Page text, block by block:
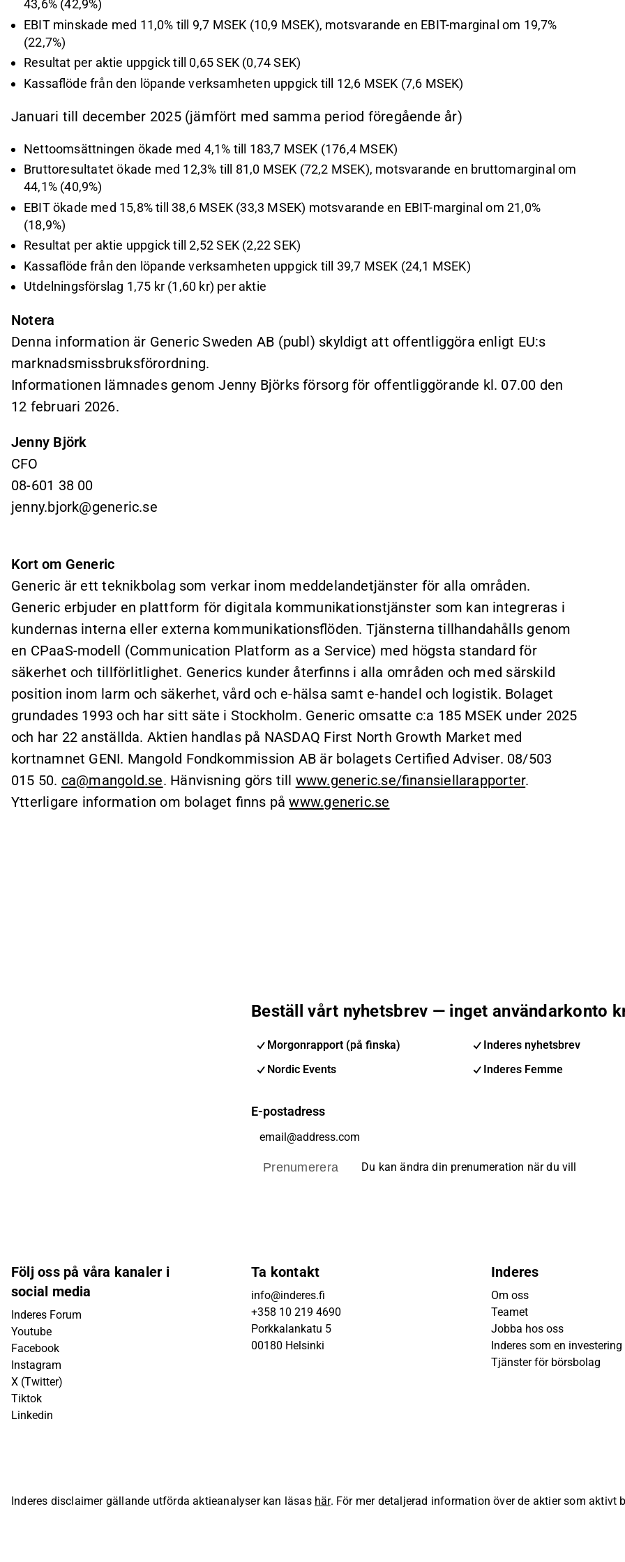
43,6% (42,9%)
EBIT minskade med 11,0% till 9,7 MSEK (10,9 MSEK), motsvarande en EBIT-marginal om 19,7%
(22,7%)
Resultat per aktie uppgick till 0,65 SEK (0,74 SEK)
Kassaflöde från den löpande verksamheten uppgick till 12,6 MSEK (7,6 MSEK)
Januari till december 2025 (jämfört med samma period föregående år)
Nettoomsättningen ökade med 4,1% till 183,7 MSEK (176,4 MSEK)
Bruttoresultatet ökade med 12,3% till 81,0 MSEK (72,2 MSEK), motsvarande en bruttomarginal om
44,1% (40,9%)
EBIT ökade med 15,8% till 38,6 MSEK (33,3 MSEK) motsvarande en EBIT-marginal om 21,0%
(18,9%)
Resultat per aktie uppgick till 2,52 SEK (2,22 SEK)
Kassaflöde från den löpande verksamheten uppgick till 39,7 MSEK (24,1 MSEK)
Utdelningsförslag 1,75 kr (1,60 kr) per aktie
Notera
Denna information är Generic Sweden AB (publ) skyldigt att offentliggöra enligt EU:s
marknadsmissbruksförordning.
Informationen lämnades genom Jenny Björks försorg för offentliggörande kl. 07.00 den
12 februari 2026.
Jenny Björk
CFO
08-601 38 00
jenny.bjork@generic.se
Kort om Generic
Generic är ett teknikbolag som verkar inom meddelandetjänster för alla områden.
Generic erbjuder en plattform för digitala kommunikationstjänster som kan integreras i
kundernas interna eller externa kommunikationsflöden. Tjänsterna tillhandahålls genom
en CPaaS-modell (Communication Platform as a Service) med högsta standard för
säkerhet och tillförlitlighet. Generics kunder återfinns i alla områden och med särskild
position inom larm och säkerhet, vård och e-hälsa samt e-handel och logistik. Bolaget
grundades 1993 och har sitt säte i Stockholm. Generic omsatte c:a 185 MSEK under 2025
och har 22 anställda. Aktien handlas på NASDAQ First North Growth Market med
kortnamnet GENI. Mangold Fondkommission AB är bolagets Certified Adviser. 08/503
015 50. ca@mangold.se. Hänvisning görs till www.generic.se/finansiellarapporter.
Ytterligare information om bolaget finns påwww.generic.se
Beställ vårt nyhetsbrev — inget användarkonto
Morgonrapport (på finska)
Inderes nyhetsbrev
Nordic Events
Inderes Femme
E-postadress
Prenumerera Du kan ändra din prenumeration när du vill
Följ oss på våra kanaler i
social media
Inderes Forum
Youtube
Facebook
Instagram
X (Twitter)
Tiktok
Linkedin
Ta kontakt
info@inderes.fi
+358 10 219 4690
Porkkalankatu 5
00180 Helsinki
Inderes
Om oss
Teamet
Jobba hos oss
Inderes som en investering
Tjänster för börsbolag
Inderes disclaimer gällande utförda aktieanalyser kan läsas här. För mer detaljerad information över de aktier som aktivt